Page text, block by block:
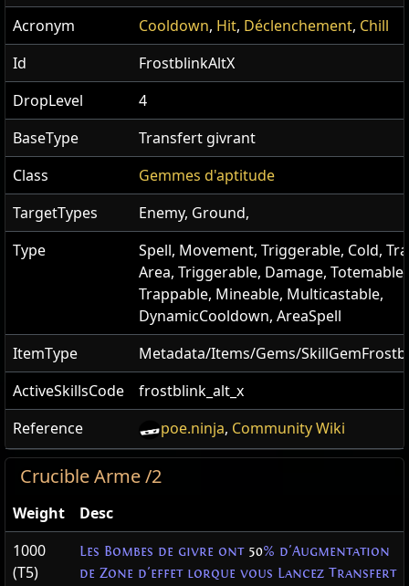
Acronym
Cooldown, Hit, Déclenchement, Chill
Id
FrostblinkAltX
DropLevel
4
BaseType
Transfert givrant
Class
Gemmes d'aptitude
TargetTypes
Enemy, Ground,
Type
Spell, Movement, Triggerable, Cold,
Area, Triggerable, Damage, Totemable,
Trappable, Mineable, Multicastable,
DynamicCooldown, AreaSpell
ItemType
Metadata/Items/Gems/
ActiveSkillsCode
frostblink_alt_x
Reference
poe.ninja, Community Wiki
Crucible Arme /2
Weight
Desc
1000
(T5)
Les Bombes de givre ont 50% d'Augmentation
de Zone d'effet lorque vous Lancez Transfert